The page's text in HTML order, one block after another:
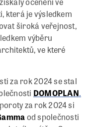
která je výsledkem
široká veřejnost,
výběru
ve které
za rok 2024 se stal
DOMOPLAN.
za rok 2024 si
od společnosti